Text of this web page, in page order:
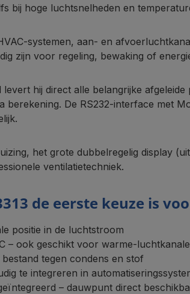
bij hoge luchtsnelheden en
aan- en
zijn voor regeling, bewaking of
hij direct alle belangrijke
berekening. De RS232‑interface met
het grote dubbelregelig display
ventilatietechniek.
de eerste keuze is
positie in de luchtstroom
– ook geschikt voor
tegen condens en stof
te integreren in
– dauwpunt direct